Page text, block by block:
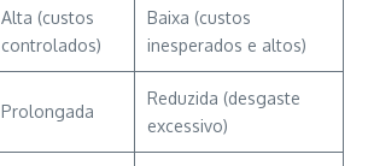
Alta (custos
controlados)
Baixa (custos
inesperados e altos)
Prolongada
Reduzida (desgaste
excessivo)